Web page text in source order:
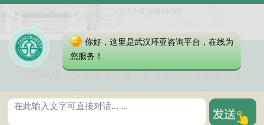
Copyright 2023 武汉环亚中医白癜风医院
本网站信息仅做健康参考，具体诊疗请遵医师意见
鄂ICP备16003424号-2
你好，这里是武汉环亚咨询平台，在线为
您服务！